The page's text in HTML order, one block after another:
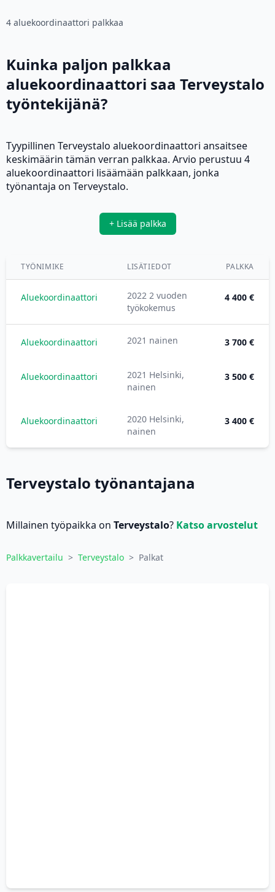
4 aluekoordinaattori palkkaa
Kuinka paljon palkkaa
aluekoordinaattori saa Terveystalo
työntekijänä?
Tyypillinen Terveystalo aluekoordinaattori ansaitsee
keskimäärin tämän verran palkkaa. Arvio perustuu 4
aluekoordinaattori lisäämään palkkaan, jonka
työnantaja on Terveystalo.
+ Lisää palkka
TYÖNIMIKE LISÄTIEDOT PALKKA
Aluekoordinaattori
2022 2 vuoden
työkokemus
4 400 €
Aluekoordinaattori 2021 nainen 3 700 €
Aluekoordinaattori
2021 Helsinki,
nainen
3 500 €
Aluekoordinaattori
2020 Helsinki,
nainen
3 400 €
Terveystalo työnantajana
Millainen työpaikka on Terveystalo? Katso arvostelut
Palkkavertailu > Terveystalo > Palkat